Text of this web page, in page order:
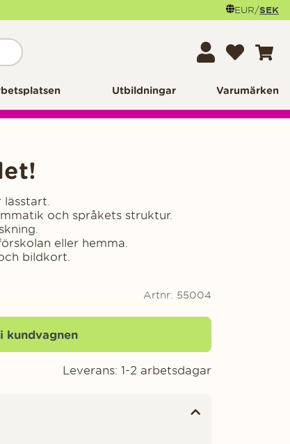
EUR/SEK
Utbildningar Varumärken
lässtart.
och språkets struktur.
eller hemma.
bildkort.
Artnr: 55004
kundvagnen
Leverans: 1-2 arbetsdagar